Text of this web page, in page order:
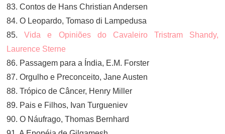
83. Contos de Hans Christian Andersen
84. O Leopardo, Tomaso di Lampedusa
85.Vida e Opiniões do Cavaleiro Tristram Shandy,
Laurence Sterne
86. Passagem para a Índia, E.M. Forster
87. Orgulho e Preconceito, Jane Austen
88. Trópico de Câncer, Henry Miller
89. Pais e Filhos, Ivan Turgueniev
90. O Náufrago, Thomas Bernhard